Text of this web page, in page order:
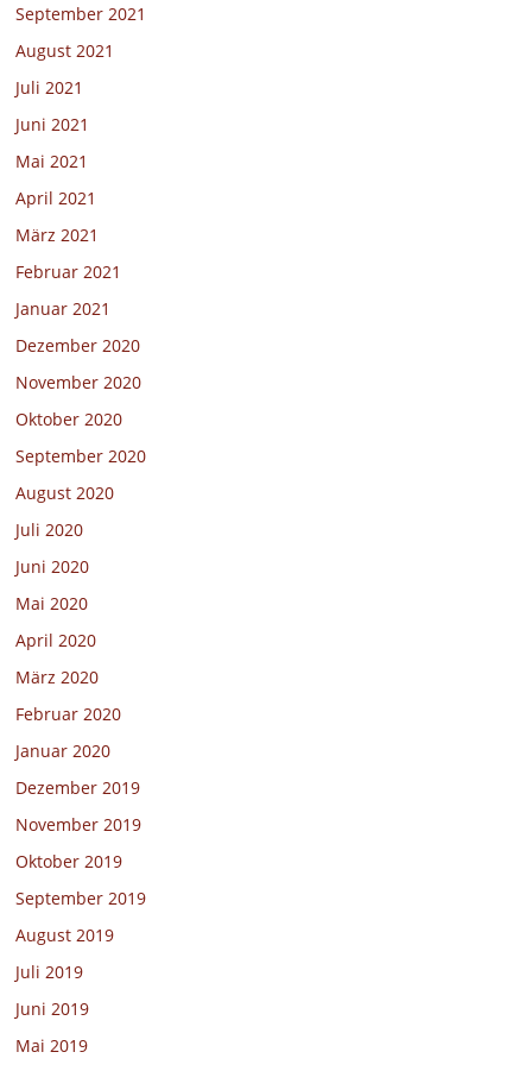
September 2021
August 2021
Juli 2021
Juni 2021
Mai 2021
April 2021
März 2021
Februar 2021
Januar 2021
Dezember 2020
November 2020
Oktober 2020
September 2020
August 2020
Juli 2020
Juni 2020
Mai 2020
April 2020
März 2020
Februar 2020
Januar 2020
Dezember 2019
November 2019
Oktober 2019
September 2019
August 2019
Juli 2019
Juni 2019
Mai 2019